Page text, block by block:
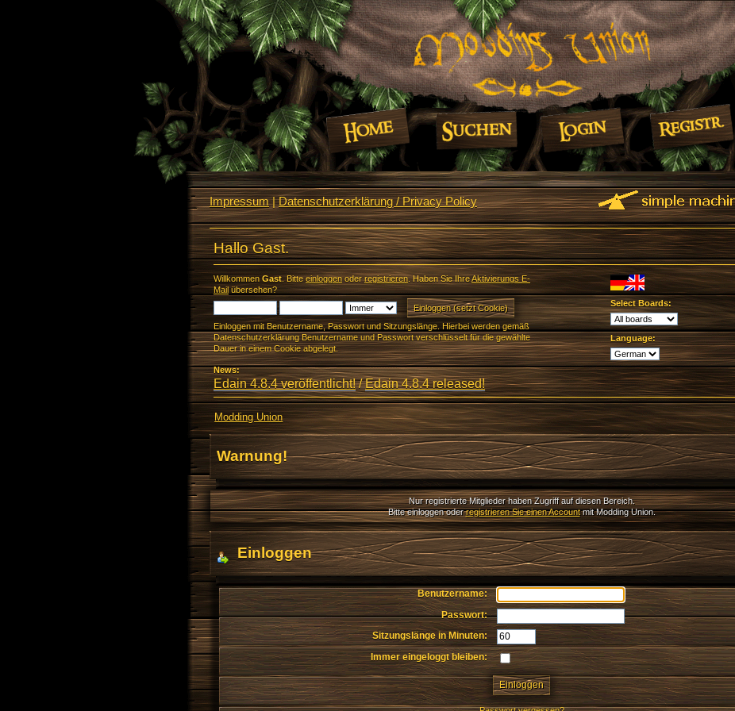
Impressum|Datenschutzerklärung / Privacy Policy
Hallo Gast.
Willkommen Gast. Bitte einloggenoderregistrieren. Haben Sie IhreAktivierungs E-
Mailübersehen?
Einloggen mit Benutzername, Passwort und Sitzungslänge. Hierbei werden gemäß
Datenschutzerklärung Benutzername und Passwort verschlüsselt für die gewählte
Dauer in einem Cookie abgelegt.
Select Boards:
Language:
News:
Edain 4.8.4 veröffentlicht!/Edain 4.8.4 released!
Modding Union
Warnung!
Nur registrierte Mitglieder haben Zugriff auf diesen Bereich.
Bitte einloggen oderregistrieren Sie einen Accountmit Modding Union.
Einloggen
Benutzername:
Passwort:
Sitzungslänge in Minuten:
Immer eingeloggt bleiben: